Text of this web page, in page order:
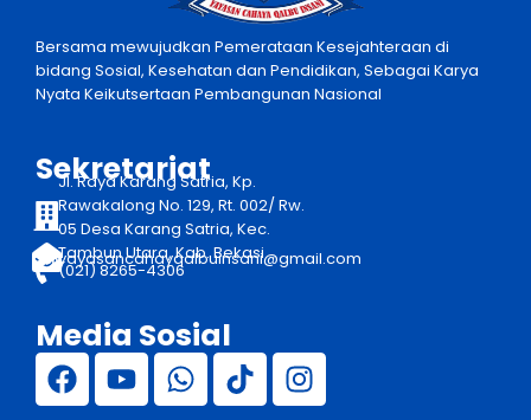
Bersama mewujudkan Pemerataan Kesejahteraan di
bidang Sosial, Kesehatan dan Pendidikan, Sebagai Karya
Nyata Keikutsertaan Pembangunan Nasional
Sekretariat
Jl. Raya Karang Satria, Kp.
Rawakalong No. 129, Rt. 002/ Rw.
05 Desa Karang Satria, Kec.
Tambun Utara, Kab. Bekasi
yayasancahayqalbuinsani@gmail.com
(021) 8265-4306
Media Sosial